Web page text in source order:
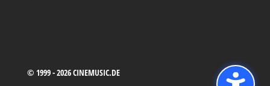
© 1999 - 2026 CINEMUSIC.DE